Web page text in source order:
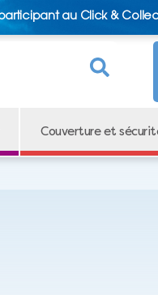
au Click &
Couverture et